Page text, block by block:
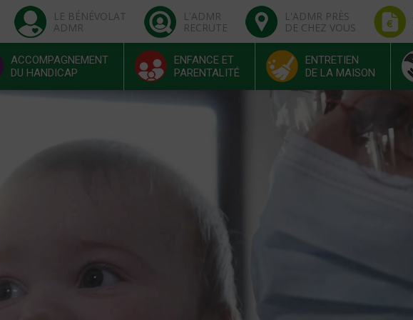
LE BÉNÉVOLAT
ADMR
L'ADMR
RECRUTE
L'ADMR PRÈS
DE CHEZ VOUS
ACCOMPAGNEMENT
DU HANDICAP
ENFANCE ET
PARENTALITÉ
ENTRETIEN
DE LA MAISON